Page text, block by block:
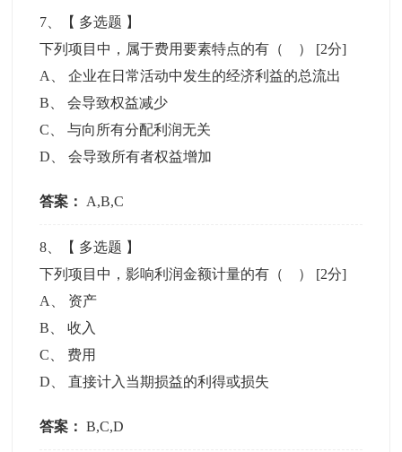
7 、【 多选题 】
下列项目中，属于费用要素特点的有（ ） [2分]
A
、企业在日常活动中发生的经济利益的总流出
B 、会导致权益减少
C 、与向所有分配利润无关
D 、会导致所有者权益增加
答案： A,B,C
8 、【 多选题 】
下列项目中，影响利润金额计量的有（ ） [2分]
A
资产
B 、收入
C
费用
D 、直接计入当期损益的利得或损失
答案： B,C,D